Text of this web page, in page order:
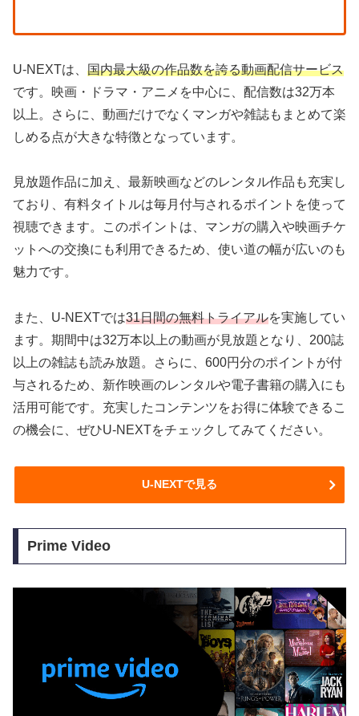
U-NEXTは、 国内最大級の作品数を誇る動画配信サービス
です。映画・ドラマ・アニメを中心に、配信数は32万本
以上。さらに、動画だけでなくマンガや雑誌もまとめて楽
しめる点が大きな特徴となっています。
見放題作品に加え、最新映画などのレンタル作品も充実し
ており、有料タイトルは毎月付与されるポイントを使って
視聴できます。このポイントは、マンガの購入や映画チケ
ットへの交換にも利用できるため、使い道の幅が広いのも
魅力です。
また、U-NEXTでは31日間の無料トライアルを実施してい
ます。期間中は32万本以上の動画が見放題となり、200誌
以上の雑誌も読み放題。さらに、600円分のポイントが付
与されるため、新作映画のレンタルや電子書籍の購入にも
活用可能です。充実したコンテンツをお得に体験できるこ
の機会に、ぜひU-NEXTをチェックしてみてください。
U-NEXTで見る
Prime Video